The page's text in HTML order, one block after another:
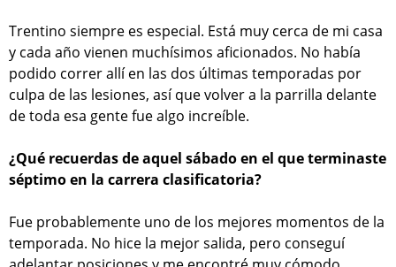
Trentino siempre es especial. Está muy cerca de mi casa
y cada año vienen muchísimos aficionados. No había
podido correr allí en las dos últimas temporadas por
culpa de las lesiones, así que volver a la parrilla delante
de toda esa gente fue algo increíble.
¿Qué recuerdas de aquel sábado en el que terminaste
séptimo en la carrera clasificatoria?
Fue probablemente uno de los mejores momentos de la
temporada. No hice la mejor salida, pero conseguí